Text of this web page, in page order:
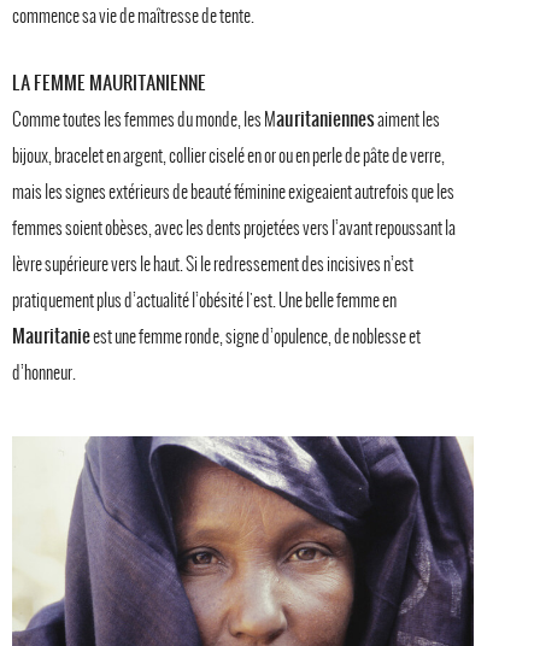
commence sa vie de maîtresse de tente.
LA FEMME MAURITANIENNE
Comme toutes les femmes du monde, les Mauritaniennesaiment les
bijoux, bracelet en argent, collier ciselé en or ou en perle de pâte de verre,
mais les signes extérieurs de beauté féminine exigeaient autrefois que les
femmes soient obèses, avec les dents projetées vers l’avant repoussant la
lèvre supérieure vers le haut. Si le redressement des incisives n’est
pratiquement plus d’actualité l’obésité l'est. Une belle femme en
Mauritanieest une femme ronde, signe d’opulence, de noblesse et
d’honneur.